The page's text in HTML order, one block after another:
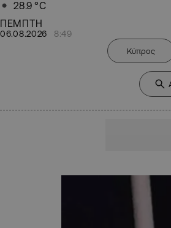
28.9 °C
ΠΕΜΠΤΗ
06.08.2026 8:49
Κύπρος